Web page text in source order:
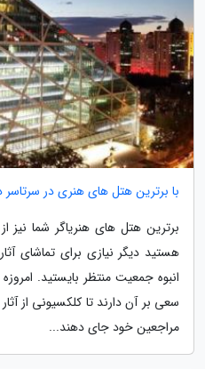
با برترین هتل های هنری در سرتاسر
برترین هتل های هنریاگر شما نیز
هستید دیگر نیازی برای تماشای
انبوه جمعیت منتظر بایستید.
سعی بر آن دارند تا کلکسیونی از
مراجعین خود جای دهند...